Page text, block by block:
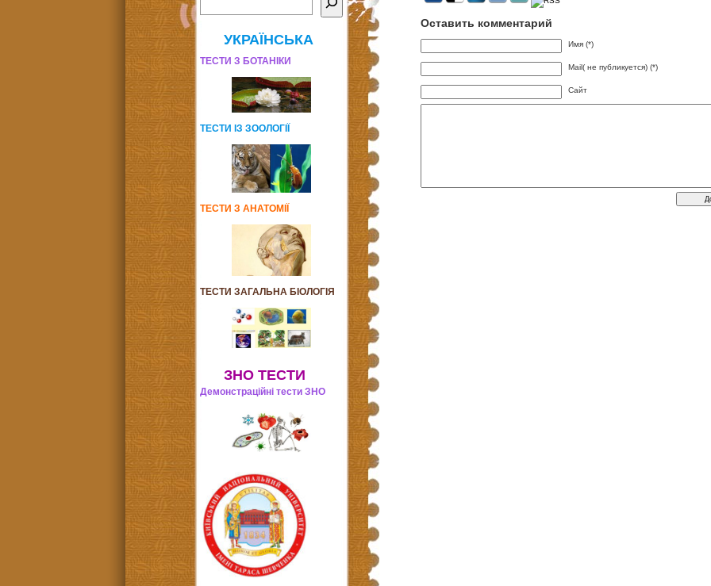
УКРАЇНСЬКА
ТЕСТИ З БОТАНІКИ
ТЕСТИ ІЗ ЗООЛОГІЇ
ТЕСТИ З АНАТОМІЇ
ТЕСТИ ЗАГАЛЬНА БІОЛОГІЯ
ЗНО ТЕСТИ
Демонстраційні тести ЗНО
Оставить комментарий
Имя (*)
Mail( не публикуется) (*)
Сайт